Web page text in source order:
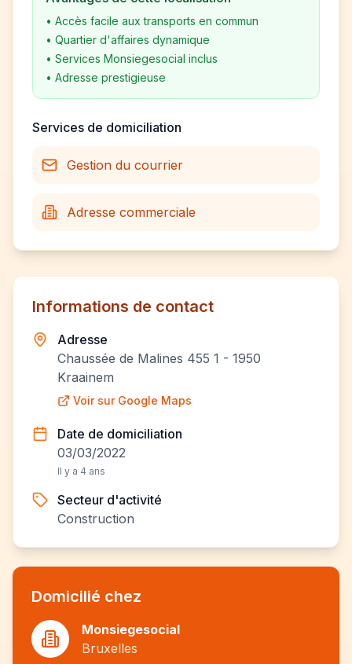
• Accès facile aux transports en commun
• Quartier d'affaires dynamique
• Services Monsiegesocial inclus
• Adresse prestigieuse
Services de domiciliation
Gestion du courrier
Adresse commerciale
Informations de contact
Adresse
Chaussée de Malines 455 1 - 1950
Kraainem
Voir sur Google Maps
Date de domiciliation
03/03/2022
Il y a 4 ans
Secteur d'activité
Construction
Domicilié chez
Monsiegesocial
Bruxelles